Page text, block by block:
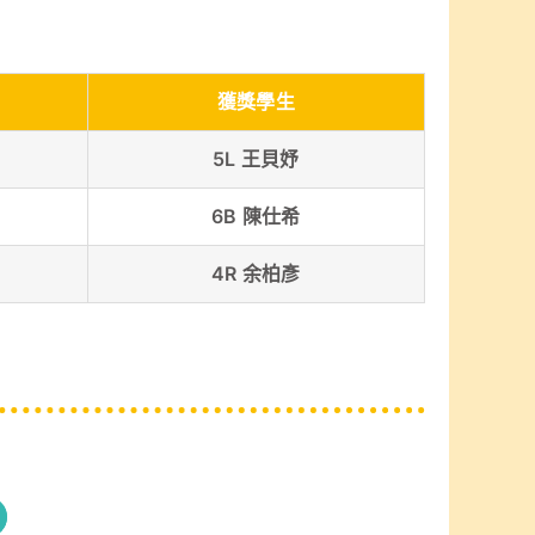
獲獎學生
5L 王貝妤
6B 陳仕希
4R 余柏彥